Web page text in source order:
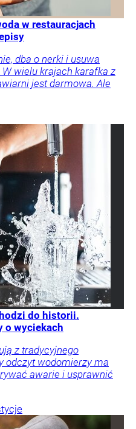
w restauracjach
dba o nerki i usuwa
wielu krajach karafka z
jest darmowa. Ale
do historii.
o wyciekach
z tradycyjnego
odczyt wodomierzy ma
awarie i usprawnić